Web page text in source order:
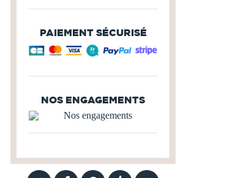
PAIEMENT SÉCURISÉ
NOS ENGAGEMENTS